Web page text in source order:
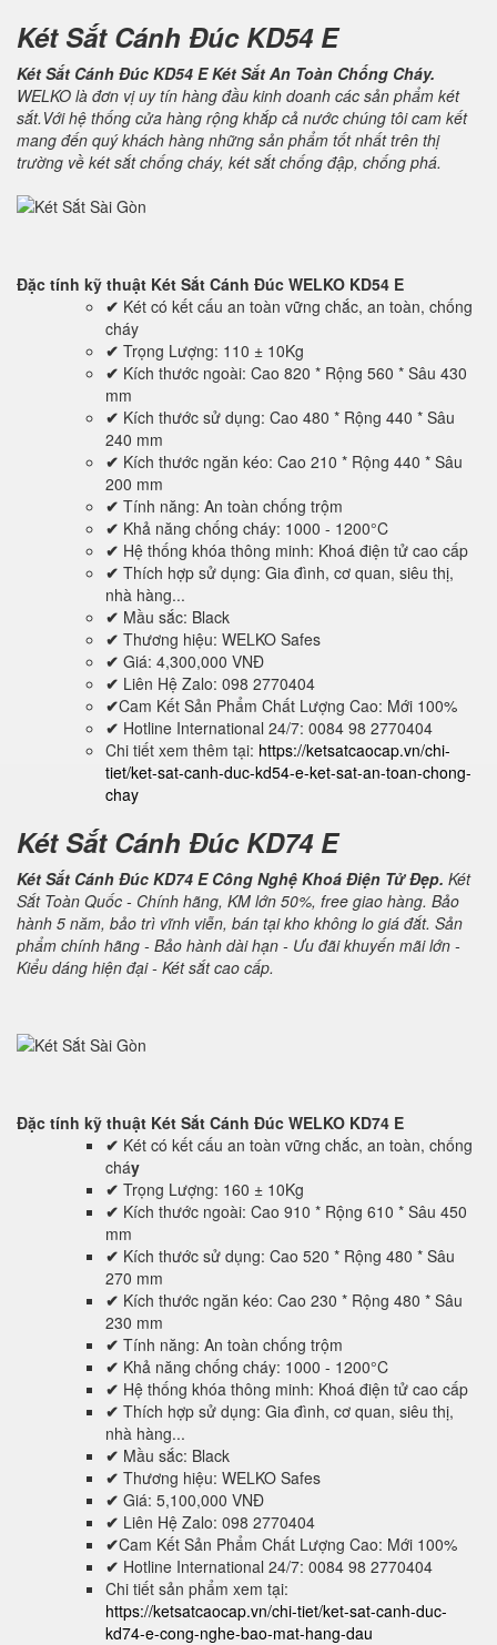
Két Sắt Cánh Đúc KD54 E
Két Sắt Cánh Đúc KD54 E Két Sắt An Toàn Chống Cháy.
WELKO là đơn vị uy tín hàng đầu kinh doanh các sản phẩm két
sắt.Với hệ thống cửa hàng rộng khắp cả nước chúng tôi cam kết
mang đến quý khách hàng những sản phẩm tốt nhất trên thị
trường về két sắt chống cháy, két sắt chống đập, chống phá.
Đặc tính kỹ thuật Két Sắt Cánh Đúc WELKO KD54 E
✔ Két có kết cấu an toàn vững chắc, an toàn, chống
cháy
✔ Trọng Lượng: 110 ± 10Kg
✔ Kích thước ngoài: Cao 820 * Rộng 560 * Sâu 430
mm
✔ Kích thước sử dụng: Cao 480 * Rộng 440 * Sâu
240 mm
✔ Kích thước ngăn kéo: Cao 210 * Rộng 440 * Sâu
200 mm
✔ Tính năng: An toàn chống trộm
✔ Khả năng chống cháy: 1000 - 1200°C
✔ Hệ thống khóa thông minh: Khoá điện tử cao cấp
✔ Thích hợp sử dụng: Gia đình, cơ quan, siêu thị,
nhà hàng...
✔ Mầu sắc: Black
✔ Thương hiệu: WELKO Safes
✔ Giá: 4,300,000 VNĐ
✔ Liên Hệ Zalo: 098 2770404
✔Cam Kết Sản Phẩm Chất Lượng Cao: Mới 100%
✔ Hotline International 24/7: 0084 98 2770404
Chi tiết xem thêm tại: https://ketsatcaocap.vn/chi-
tiet/ket-sat-canh-duc-kd54-e-ket-sat-an-toan-chong-
chay
Két Sắt Cánh Đúc KD74 E
Két Sắt Cánh Đúc KD74 E Công Nghệ Khoá Điện Tử Đẹp. Két
Sắt Toàn Quốc - Chính hãng, KM lớn 50%, free giao hàng. Bảo
hành 5 năm, bảo trì vĩnh viễn, bán tại kho không lo giá đắt. Sản
phẩm chính hãng - Bảo hành dài hạn - Ưu đãi khuyến mãi lớn -
Kiểu dáng hiện đại - Két sắt cao cấp.
Đặc tính kỹ thuật Két Sắt Cánh Đúc WELKO KD74 E
✔ Két có kết cấu an toàn vững chắc, an toàn, chống
cháy
✔ Trọng Lượng: 160 ± 10Kg
✔ Kích thước ngoài: Cao 910 * Rộng 610 * Sâu 450
mm
✔ Kích thước sử dụng: Cao 520 * Rộng 480 * Sâu
270 mm
✔ Kích thước ngăn kéo: Cao 230 * Rộng 480 * Sâu
230 mm
✔ Tính năng: An toàn chống trộm
✔ Khả năng chống cháy: 1000 - 1200°C
✔ Hệ thống khóa thông minh: Khoá điện tử cao cấp
✔ Thích hợp sử dụng: Gia đình, cơ quan, siêu thị,
nhà hàng...
✔ Mầu sắc: Black
✔ Thương hiệu: WELKO Safes
✔ Giá: 5,100,000 VNĐ
✔ Liên Hệ Zalo: 098 2770404
✔Cam Kết Sản Phẩm Chất Lượng Cao: Mới 100%
✔ Hotline International 24/7: 0084 98 2770404
Chi tiết sản phẩm xem tại:
https://ketsatcaocap.vn/chi-tiet/ket-sat-canh-duc-
kd74-e-cong-nghe-bao-mat-hang-dau